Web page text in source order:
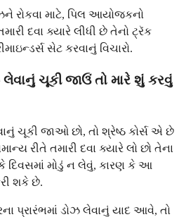
રોકવા માટે, પિલ આયોજકનો
દવા ક્યારે લીધી છે તેનો ટ્રૅક
સેટ કરવાનું વિચારો.
લેવાનું ચૂકી જાઉં તો મારે શું કરવું
ચૂકી જાઓ છો, તો શ્રેષ્ઠ કોર્સ એ છે
રીતે તમારી દવા ક્યારે લો છો તેના
દિવસમાં મોડું ન લેવું, કારણ કે આ
શકે છે.
પ્રારંભમાં ડોઝ લેવાનું યાદ આવે, તો